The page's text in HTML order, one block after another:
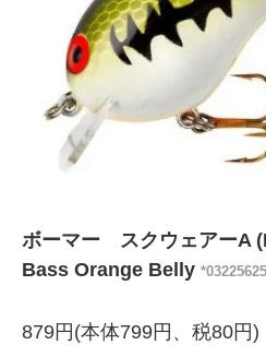
ボーマー スクウェアーA
Bass Orange Belly
879円(本体799円、税80円)